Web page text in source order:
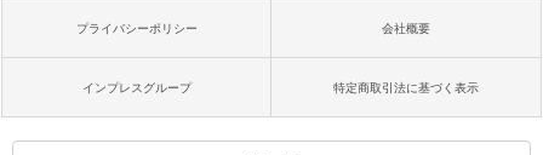
プライバシーポリシー 会社概要
インプレスグループ 特定商取引法に基づく表示